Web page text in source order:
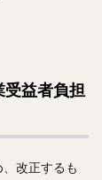
益者負担
改正するも